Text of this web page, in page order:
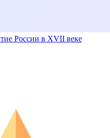
России в XVII веке